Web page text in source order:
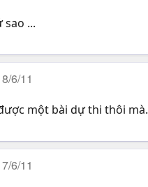
sao ...
8/6/11
một bài dự thi thôi mà.
7/6/11